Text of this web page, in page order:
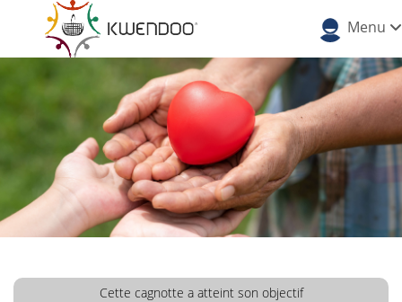
Menu
Cette cagnotte a atteint son objectif